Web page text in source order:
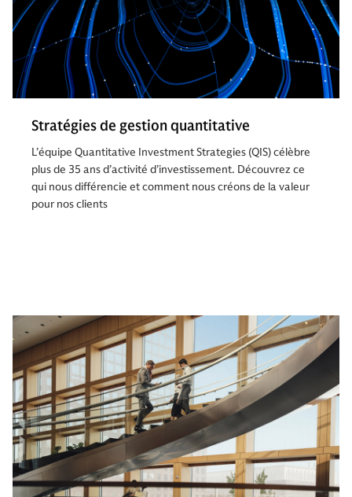
Stratégies de gestion quantitative
L’équipe Quantitative Investment Strategies (QIS) célèbre
plus de 35 ans d’activité d’investissement. Découvrez ce
qui nous différencie et comment nous créons de la valeur
pour nos clients